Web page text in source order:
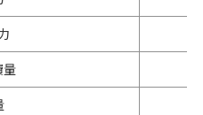
量